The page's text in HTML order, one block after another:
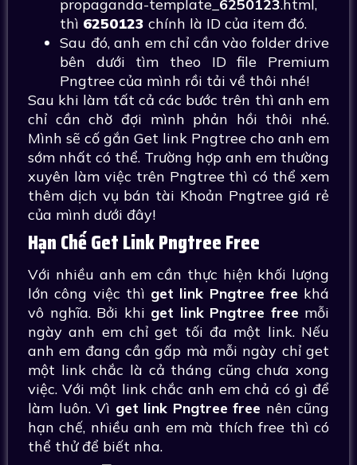
propaganda-template_ 6250123.html,
thì 6250123 chính là ID của item đó.
Sau đó, anh em chỉ cần vào folder drive
bên dưới tìm theo ID file Premium
Pngtree của mình rồi tải về thôi nhé!
Sau khi làm tất cả các bước trên thì anh em
chỉ cần chờ đợi mình phản hồi thôi nhé.
Mình sẽ cố gắn Get link Pngtree cho anh em
sớm nhất có thể. Trường hợp anh em thường
xuyên làm việc trên Pngtree thì có thể xem
thêm dịch vụ bán tài Khoản Pngtree giá rẻ
của mình dưới đây!
Hạn Chế Get Link Pngtree Free
Với nhiều anh em cần thực hiện khối lượng
lớn công việc thì get link Pngtree free khá
vô nghĩa. Bởi khi get link Pngtree free mỗi
ngày anh em chỉ get tối đa một link. Nếu
anh em đang cần gấp mà mỗi ngày chỉ get
một link chắc là cả tháng cũng chưa xong
việc. Với một link chắc anh em chả có gì để
làm luôn. Vì get link Pngtree free nên cũng
hạn chế, nhiều anh em mà thích free thì có
thể thử để biết nha.